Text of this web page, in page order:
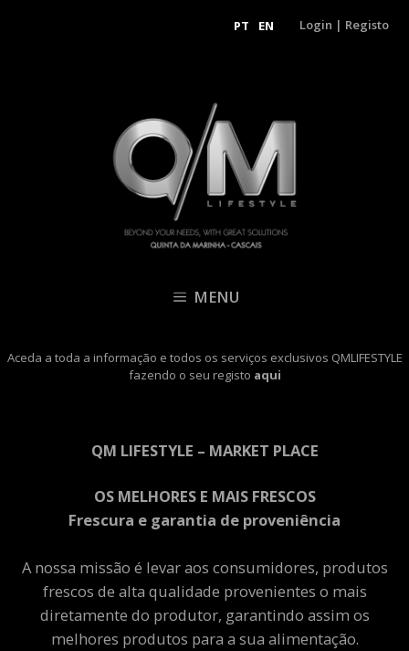
PT EN Login | Registo
MENU
Aceda a toda a informação e todos os serviços exclusivos QMLIFESTYLE
fazendo o seu registo aqui
QM LIFESTYLE – MARKET PLACE
OS MELHORES E MAIS FRESCOS
Frescura e garantia de proveniência
A nossa missão é levar aos consumidores, produtos
frescos de alta qualidade provenientes o mais
diretamente do produtor, garantindo assim os
melhores produtos para a sua alimentação.